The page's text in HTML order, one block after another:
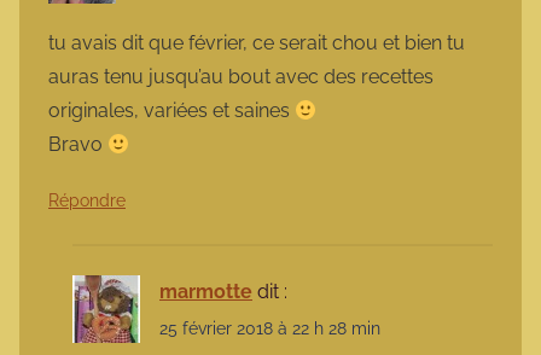
tu avais dit que février, ce serait chou et bien tu
auras tenu jusqu’au bout avec des recettes
originales, variées et saines
Bravo
Répondre
marmotte dit :
25 février 2018 à 22 h 28 min